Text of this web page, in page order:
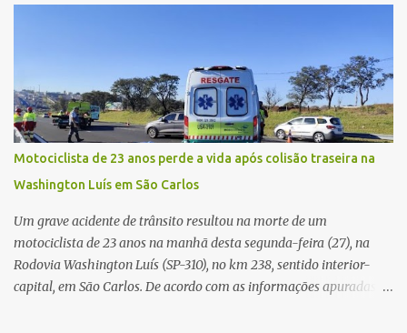
diversos disparos. Duas vítimas morreram ainda no local. Outras
três pessoas foram baleadas e socorridas. Até o momento, não
foram divulgadas informações oficiais sobre o estado de saúde dos
feridos. Equipes da Polícia Militar de Santa Gertrudes atenderam a
ocorrência e isolaram a área para o trabalho da perícia. Até a
última atualização, nenhum suspeito havia sido preso. A Polícia
Civil investigará a motivação da briga, a autoria dos disparos e as
circunstâncias do crime. A ocorrência segue em anda...
Motociclista de 23 anos perde a vida após colisão traseira na
Washington Luís em São Carlos
Um grave acidente de trânsito resultou na morte de um
motociclista de 23 anos na manhã desta segunda-feira (27), na
Rodovia Washington Luís (SP-310), no km 238, sentido interior-
capital, em São Carlos. De acordo com as informações apuradas no